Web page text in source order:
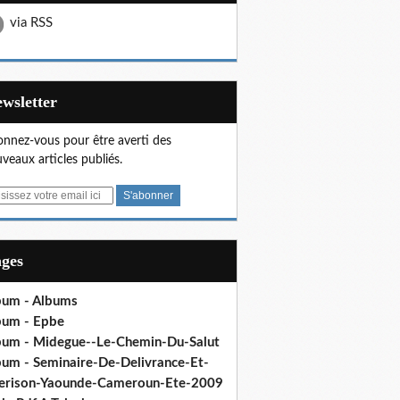
via RSS
vous pour être averti des
articles publiés.
- Albums
- Epbe
- Midegue--Le-Chemin-Du-Salut
- Seminaire-De-Delivrance-Et-
Yaounde-Cameroun-Ete-2009